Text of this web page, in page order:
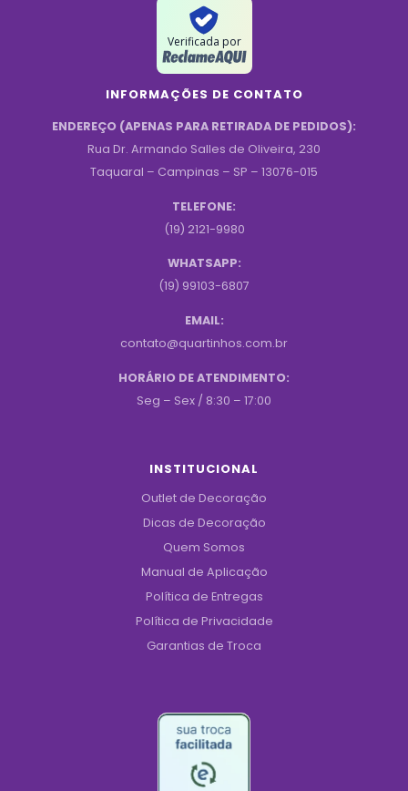
Verificada por
INFORMAÇÕES DE CONTATO
ENDEREÇO (APENAS PARA RETIRADA DE PEDIDOS):
Rua Dr. Armando Salles de Oliveira, 230
Taquaral – Campinas – SP – 13076-015
TELEFONE:
(19) 2121-9980
WHATSAPP:
(19) 99103-6807
EMAIL:
contato@quartinhos.com.br
HORÁRIO DE ATENDIMENTO:
Seg – Sex / 8:30 – 17:00
INSTITUCIONAL
Outlet de Decoração
Dicas de Decoração
Quem Somos
Manual de Aplicação
Política de Entregas
Política de Privacidade
Garantias de Troca